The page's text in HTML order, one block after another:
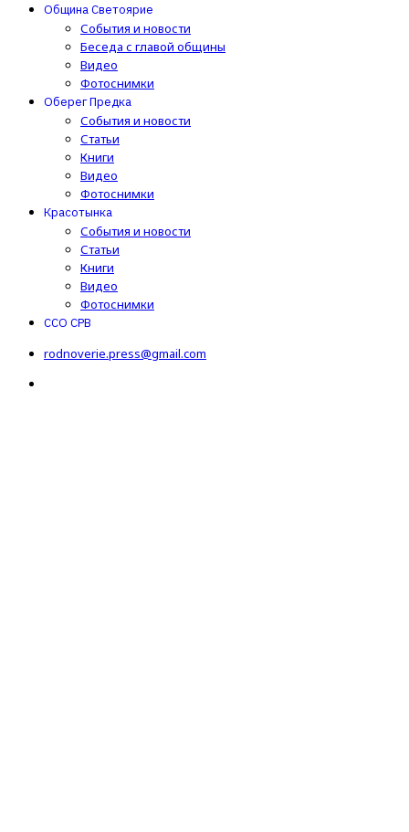
Община Светоярие
События и новости
Беседа с главой общины
Видео
Фотоснимки
Оберег Предка
События и новости
Статьи
Книги
Видео
Фотоснимки
Красотынка
События и новости
Статьи
Книги
Видео
Фотоснимки
ССО СРВ
rodnoverie.press@gmail.com